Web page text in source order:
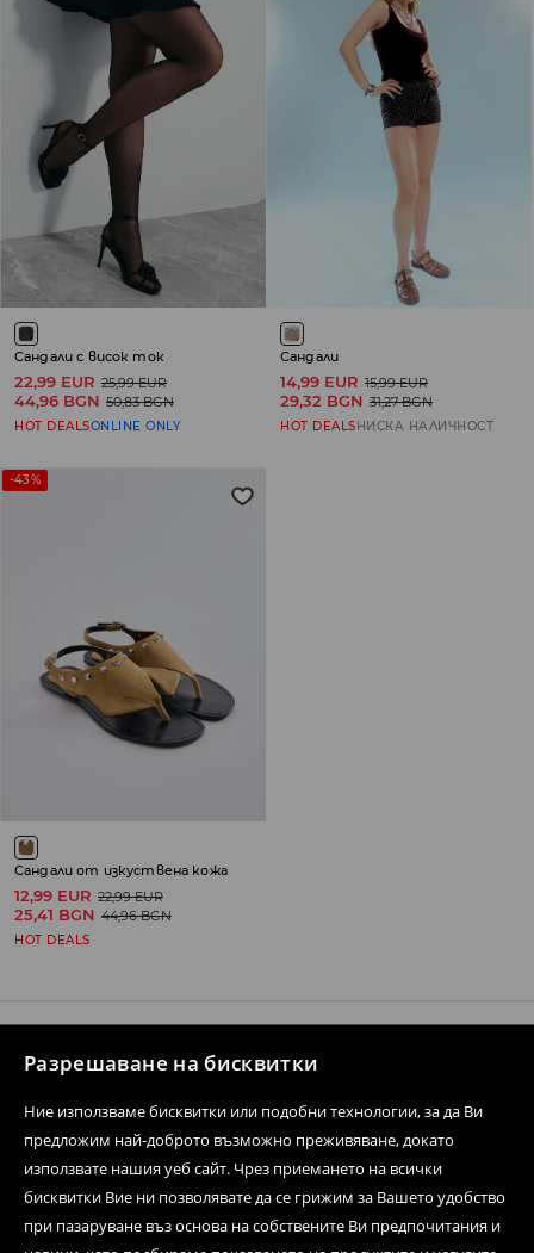
Разрешаване на бисквитки
Ние използваме бисквитки или подобни технологии, за да Ви
предложим най-доброто възможно преживяване, докато
използвате нашия уеб сайт. Чрез приемането на всички
бисквитки Вие ни позволявате да се грижим за Вашето удобство
при пазаруване въз основа на собствените Ви предпочитания и
Сандали с висок ток
22,99 EUR 25,99 EUR
44,96 BGN 50,83 BGN
HOT DEALSONLINE ONLY
Сандали
14,99 EUR 15,99 EUR
29,32 BGN 31,27 BGN
HOT DEALS НИСКА НАЛИЧНОСТ
-43%
Сандали от изкуствена кожа
12,99 EUR 22,99 EUR
25,41 BGN 44,96 BGN
HOT DEALS
Свържете се с нас
Форма за контакти
Последвай ни